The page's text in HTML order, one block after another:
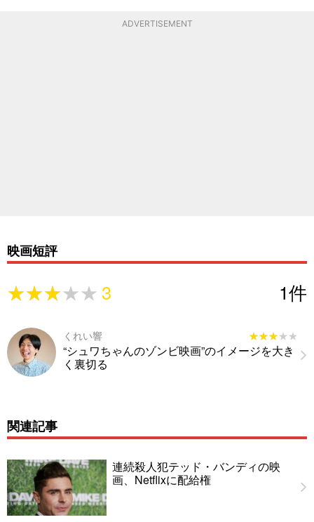
ADVERTISEMENT
映画短評
★★★★★
★★★★★ 3 1件
くれい響 ★★★★★
★★★★★
“シュワちゃんのゾンビ映画”のイメージを大き
く裏切る
関連記事
連続殺人犯テッド・バンディの映
画、Netflixに配給権